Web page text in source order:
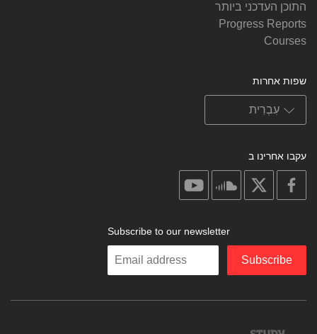
התוכן העדכני ביותר
Progress Reports
Courses
שפות אחרות
עקבו אחרינו ב
facebook
soundcloud
Subscribe to our newsletter
Enter
Subscribe